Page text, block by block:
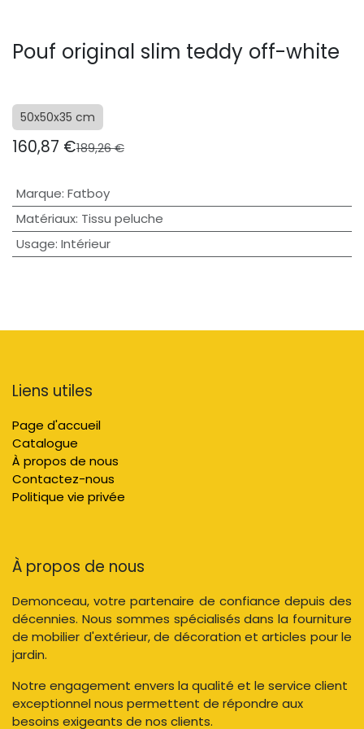
Pouf original slim teddy off-white
50x50x35 cm
160,87 €189,26€
Marque: Fatboy
Matériaux: Tissu peluche
Usage: Intérieur
Liens utiles
Page d'accueil
Catalogue
À propos de nous
Contactez-nous
Politique vie privée
À propos de nous
Demonceau, votre partenaire de confiance depuis des
décennies. Nous sommes spécialisés dans la fourniture
de mobilier d'extérieur, de décoration et articles pour le
jardin.
Notre engagement envers la qualité et le service client
exceptionnel nous permettent de répondre aux
besoins exigeants de nos clients.